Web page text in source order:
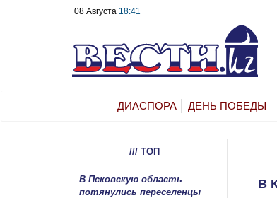
08 Августа 18:41
ДИАСПОРА ДЕНЬ ПОБЕДЫ
В
/// ТОП
В Псковскую область
потянулись переселенцы